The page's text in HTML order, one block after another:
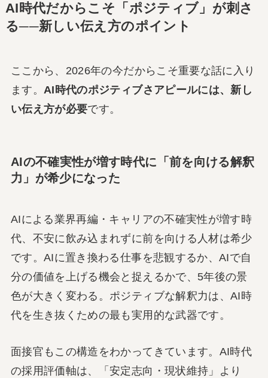
AI時代だからこそ「ポジティブ」が刺さ
る──新しい伝え方のポイント
ここから、2026年の今だからこそ重要な話に入り
ます。 AI時代のポジティブさアピールには、新し
い伝え方が必要です。
AIの不確実性が増す時代に「前を向ける解釈
力」が希少になった
AIによる業界再編・キャリアの不確実性が増す時
代、不安に飲み込まれずに前を向ける人材は希少
です。AIに置き換わる仕事を悲観するか、AIで自
分の価値を上げる機会と捉えるかで、5年後の景
色が大きく変わる。ポジティブな解釈力は、AI時
代を生き抜くための最も実用的な武器です。
面接官もこの構造をわかってきています。AI時代
の採用評価軸は、「安定志向・現状維持」より